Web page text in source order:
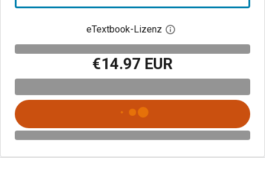
eTextbook-Lizenz Digitalen
€14.97 EUR